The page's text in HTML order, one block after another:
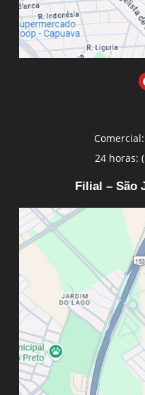
24 horas:
Filial – São